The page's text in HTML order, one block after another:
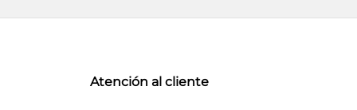
Atención al cliente